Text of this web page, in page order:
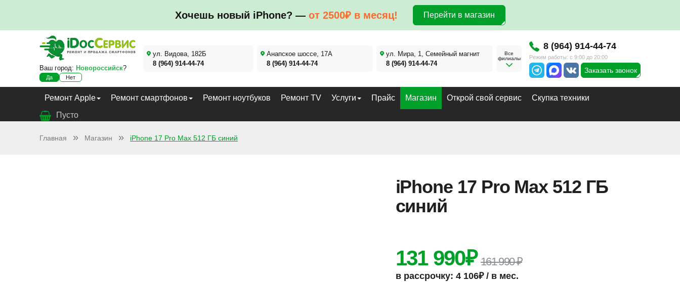
Хочешь новый iPhone? — от 2500₽ в месяц! Перейти в магазин
Ваш город: Новороссийск?
Да Нет
ул. Видова, 182Б
8 (964) 914-44-74
Анапское шоссе, 17А
8 (964) 914-44-74
ул. Мира, 1, Семейный магнит
8 (964) 914-44-74
Все
филиалы
8 (964) 914-44-74
Режим работы: с 9:00 до 20:00
Заказать звонок
Ремонт Apple Ремонт смартфонов Ремонт ноутбуков Ремонт TV Услуги Прайс Магазин Открой свой сервис
Скупка техники
Пусто
Главная Магазин iPhone 17 Pro Max 512 ГБ синий
iPhone 17 Pro Max 512 ГБ
синий
131 990₽ 161 990 ₽
в рассрочку: 4 106₽ / в мес.